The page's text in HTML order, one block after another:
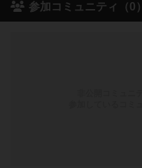
参加コミュニティ（0）